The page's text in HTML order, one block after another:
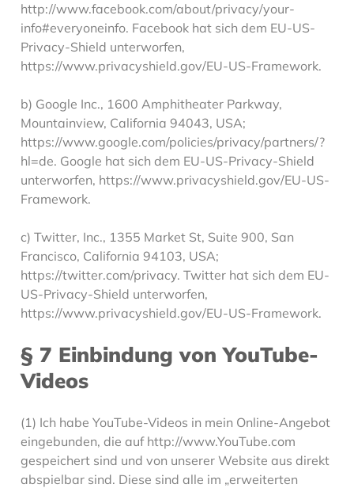
http://www.facebook.com/about/privacy/your-
info#everyoneinfo. Facebook hat sich dem EU-US-
Privacy-Shield unterworfen,
https://www.privacyshield.gov/EU-US-Framework.
b) Google Inc., 1600 Amphitheater Parkway,
Mountainview, California 94043, USA;
https://www.google.com/policies/privacy/partners/?
hl=de. Google hat sich dem EU-US-Privacy-Shield
unterworfen, https://www.privacyshield.gov/EU-US-
Framework.
c) Twitter, Inc., 1355 Market St, Suite 900, San
Francisco, California 94103, USA;
https://twitter.com/privacy. Twitter hat sich dem EU-
US-Privacy-Shield unterworfen,
https://www.privacyshield.gov/EU-US-Framework.
§ 7 Einbindung von YouTube-
Videos
(1) Ich habe YouTube-Videos in mein Online-Angebot
eingebunden, die auf http://www.YouTube.com
gespeichert sind und von unserer Website aus direkt
abspielbar sind. Diese sind alle im „erweiterten